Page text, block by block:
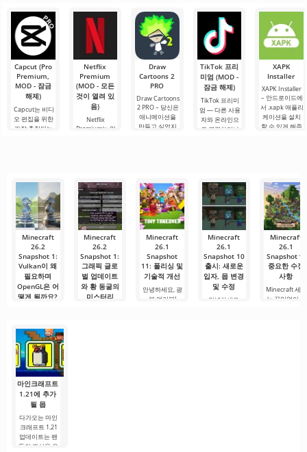
가 여러분! 오늘
저는 상상의 흰
가운을 입기로
했습니다 그리
하는 데 도움을
주며, 그와 친구
가 되어야 한다
는 것을 알고 있
습니다. 그가 도
움을 주도록.
크래프트 세계
에서는 항상 무
언가가 일어납
니다: 새로운 블
록, 신비로운 생
물 군계, 그리고.
글을 쓰는 동안
에도 감정이 북
받쳐 오릅니다.
오늘은 단순한
리뷰가 아닙니
다 — 이것은 저
의.
Minecraft의 기
본 키를 사용하
면 필요한 요소
를 선택하고, 기
능, 인벤토리 또
는 주변 물체와
Capcut (Pro
Premium,
MOD - 잠금
해제)
Capcut는 비디
오 편집을 위한
가장 추천되는
사용자에게 무
료 버전은 모든
편집 요구를
Netflix
Premium
(MOD - 모든
것이 열려 있
음)
Netflix
Premium는 안
있는 서비스 중
하나입니다. 이
곳에는 최신 미
디어 제품뿐만
아니라
Draw
Cartoons 2
PRO
Draw Cartoons
2 PRO – 당신은
애니메이션을
만들고 싶었지
에 달려 있습니
다. 복잡한
TikTok 프리
미엄 (MOD -
잠금 해제)
TikTok 프리미
엄 — 다른 사용
자와 온라인으
로 연결하거나
루를 시작하거
나 힘든 하루를.
XAPK
Installer
XAPK Installer
– 안드로이드에
서 .xapk 애플리
케이션을 설치
할 수 있게 해줍
시작할 수
Minecraft
26.2
Snapshot 1:
Vulkan이 왜
필요하며
OpenGL은 어
떻게 될까요?
러분! Minecraft
Java Edition 업
데이트를
Minecraft
26.2
Snapshot 1:
그래픽 글로
벌 업데이트
와 황 동굴의
미스터리
Minecraft
26.1
Snapshot
11: 폴리싱 및
기술적 개선
안녕하세요, 광
부 여러분!
Minecraft
26.1
Snapshot 10
출시: 새로운
입자, 몹 변경
및 수정
안녕하세요,
Minecraft
26.1
Snapshot 9:
중요한 수정
사항
Minecraft 세계
는 끊임없이 발
마인크래프트
1.21에 추가
될 몹
다가오는 마인
크래프트 1.21
업데이트는 팬
들의 관심을 유